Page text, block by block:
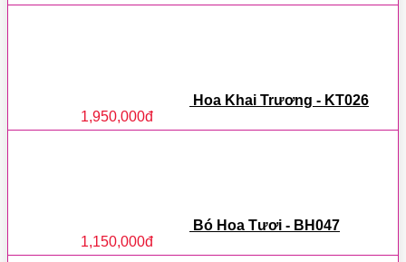
Hoa Khai Trương - KT026
1,950,000đ
Bó Hoa Tươi - BH047
1,150,000đ